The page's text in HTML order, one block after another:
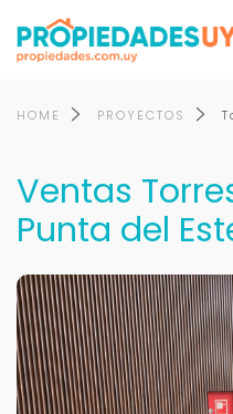
HOME PROYECTOS
Ventas
Punta del